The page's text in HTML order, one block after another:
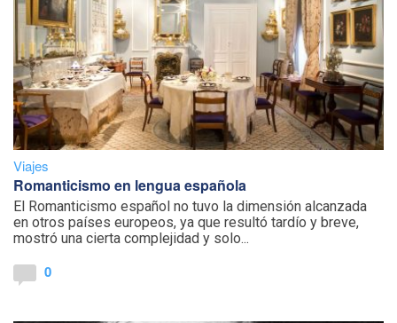
Viajes
Romanticismo en lengua española
El Romanticismo español no tuvo la dimensión alcanzada
en otros países europeos, ya que resultó tardío y breve,
mostró una cierta complejidad y solo...
0